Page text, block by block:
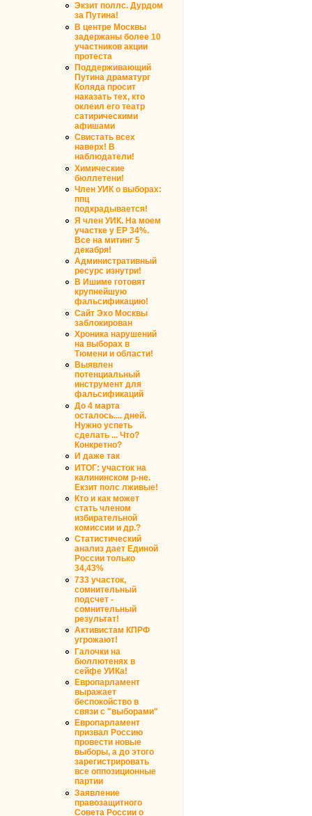
Экзит поллс. Дурдом
за Путина!
В центре Москвы
задержаны более 10
участников акции
протеста
Поддерживающий
Путина драматург
Коляда просит
наказать тех, кто
оклеил его театр
сатирическими
афишами
Свистать всех
наверх! В
наблюдатели!
Химические
бюллетени!
Член УИК о выборах:
ппц
подкрадывается!
Я член УИК. На моем
участке у ЕР 34%.
Все на митинг 5
декабря!
Административный
ресурс изнутри!
В Ишиме готовят
крупнейшую
фальсификацию!
Сайт Эхо Москвы
заблокирован
Хроника нарушений
на выборах в
Тюмени и области!
Выявлен
потенциальный
инструмент для
фальсификаций
До 4 марта
осталось.... дней.
Нужно успеть
сделать ... Что?
Конкретно?
И даже так
ИТОГ: участок на
калининском р-не.
Екзит полс лживые!
Кто и как может
стать членом
избирательной
комиссии и др.?
Статистический
анализ дает Единой
России только
34,43%
733 участок,
сомнительный
подсчет -
сомнительный
результат!
Активистам КПРФ
угрожают!
Галочки на
бюллютенях в
сейфе УИКа!
Европарламент
выражает
беспокойство в
связи с "выборами"
Европарламент
призвал Россию
провести новые
выборы, а до этого
зарегистрировать
все оппозиционные
партии
Заявление
правозащитного
Совета России о